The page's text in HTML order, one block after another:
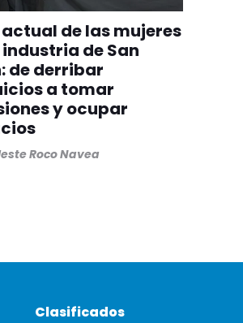
actual de las mujeres
de San
de derribar
a tomar
y ocupar
Roco Navea
Clasificados